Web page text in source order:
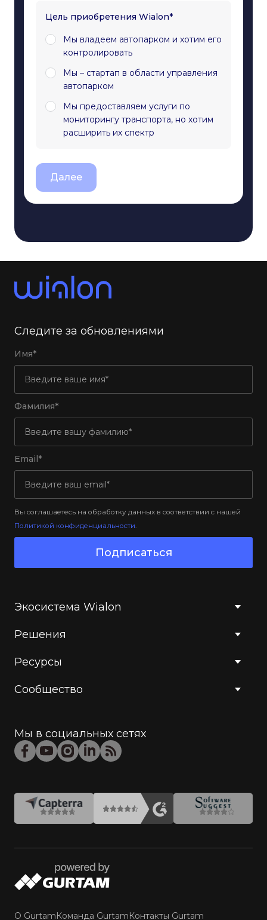
Цель приобретения Wialon*
Мы владеем автопарком и хотим его
контролировать
Мы – стартап в области управления
автопарком
Мы предоставляем услуги по
мониторингу транспорта, но хотим
расширить их спектр
Далее
Следите за обновлениями
Имя*
Фамилия*
Email*
Вы соглашаетесь на обработку данных в соответствии с нашей
Политикой конфиденциальности.
Подписаться
Экосистема Wialon
Решения
Ресурсы
Сообщество
Мы в социальных сетях
О GurtamКоманда GurtamКонтакты Gurtam